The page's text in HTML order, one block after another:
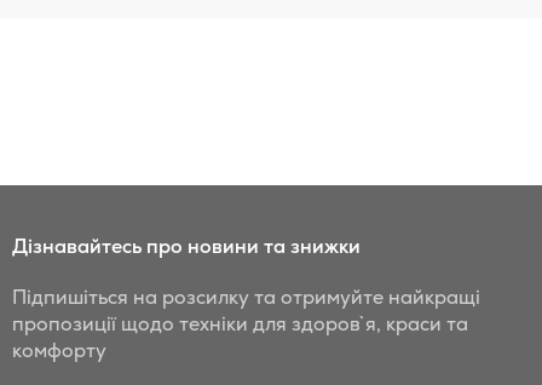
Дізнавайтесь про новини та знижки
Підпишіться на розсилку та отримуйте найкращі
пропозиції щодо техніки для здоров`я, краси та
комфорту